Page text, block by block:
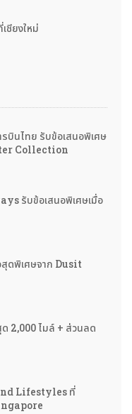
ชียงใหม่
บินไทย รับข้อเสนอพิเศษ
Collection
รับข้อเสนอพิเศษเมื่อ
ดพิเศษจาก Dusit
2,000 ไมล์ + ส่วนลด
Lifestyles ที่